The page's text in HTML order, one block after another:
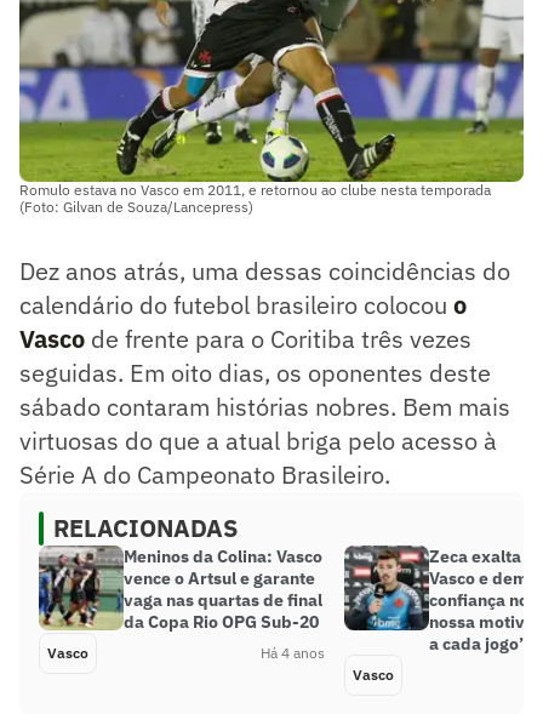
Romulo estava no Vasco em 2011, e retornou ao clube nesta temporada
(Foto: Gilvan de Souza/Lancepress)
Dez anos atrás, uma dessas coincidências do
calendário do futebol brasileiro colocou o
Vasco de frente para o Coritiba três vezes
seguidas. Em oito dias, os oponentes deste
sábado contaram histórias nobres. Bem mais
virtuosas do que a atual briga pelo acesso à
Série A do Campeonato Brasileiro.
RELACIONADAS
Meninos da Colina: Vasco
vence o Artsul e garante
vaga nas quartas de final
da Copa Rio OPG Sub-20
Vasco Há 4 anos
Zeca exalta
Vasco e
confiança no
nossa
a cada jogo’
Vasco